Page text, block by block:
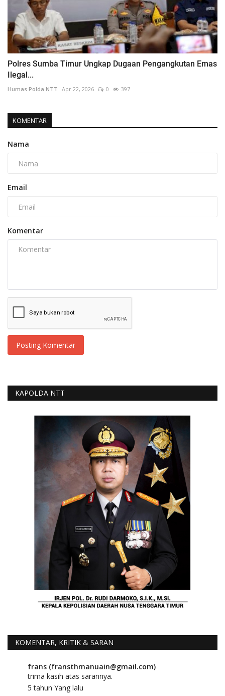
Polres Sumba Timur Ungkap Dugaan Pengangkutan Emas
Ilegal...
Humas Polda NTT Apr 22, 2026 0 397
KOMENTAR
Nama
Email
Komentar
Posting Komentar
KAPOLDA NTT
KOMENTAR, KRITIK & SARAN
frans (fransthmanuain@gmail.com)
trima kasih atas sarannya.
5 tahun Yang lalu